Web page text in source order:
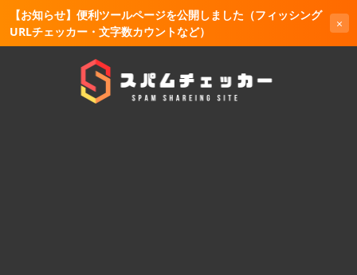
【お知らせ】便利ツールページを公開しました（フィッシング
URLチェッカー・文字数カウントなど）
×